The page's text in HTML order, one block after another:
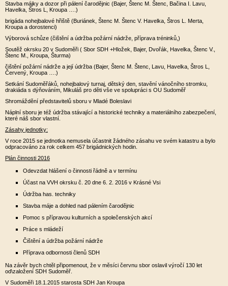
Stavba májky a dozor při pálení čarodějnic (Bajer, Štenc M. Štenc, Bačina I. Lavu,
Havelka, Štros L, Kroupa ….)
brigáda nohejbalové hřiště (Buriánek, Štenc M. Štenc V. Havelka, Štros L. Merta,
Kroupa a dorostenci)
Výborová schůze (čištění a údržba požární nádrže, příprava tréninků,)
Soutěž okrsku 20 v Sudoměři ( Sbor SDH +Hložek, Bajer, Dvořák, Havelka, Štenc V.,
Štenc M., Kroupa, Šturma)
čištění požární nádrže a její údržba (Bajer, Štenc M. Štenc, Lavu, Havelka, Štros L,
Červený, Kroupa ….)
Setkání Sudoměřáků, nohejbalový turnaj, dětský den, stavění vánočního stromku,
drakiáda s dýňováním, Mikuláš pro děti vše ve spolupráci s OU Sudoměř
Shromáždění představitelů sboru v Mladé Boleslavi
Náplní sboru je též údržba stávající a historické techniky a materiálního zabezpečení,
které náš sbor vlastní.
Zásahy jednotky:
V roce 2015 se jednotka nemusela účastnit žádného zásahu ve svém katastru a bylo
odpracováno za rok celkem 457 brigádnických hodin.
Plán činnosti 2016
Odevzdat hlášení o činnosti řádně a v termínu
Účast na VVH okrsku č. 20 dne 6. 2. 2016 v Krásné Vsi
Údržba has. techniky
Stavba máje a dohled nad pálením čarodějnic
Pomoc s přípravou kulturních a společenských akcí
Práce s mládeží
Čištění a údržba požární nádrže
Příprava odbornosti členů SDH
Na závěr bych chtěl připomenout, že v měsíci červnu sbor oslavil výročí 130 let
od\založení SDH Sudoměř.
V Sudoměři 18.1.2015 starosta SDH Jan Kroupa